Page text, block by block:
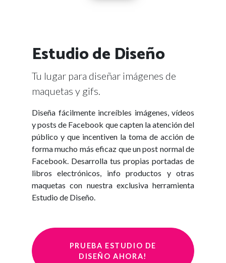
Estudio de Diseño
Tu lugar para diseñar imágenes de
maquetas y gifs.
Diseña fácilmente increíbles imágenes, vídeos
y posts de Facebook que capten la atención del
público y que incentiven la toma de acción de
forma mucho más eficaz que un post normal de
Facebook. Desarrolla tus propias portadas de
libros electrónicos, info productos y otras
maquetas con nuestra exclusiva herramienta
Estudio de Diseño.
PRUEBA ESTUDIO DE
DISEÑO AHORA!